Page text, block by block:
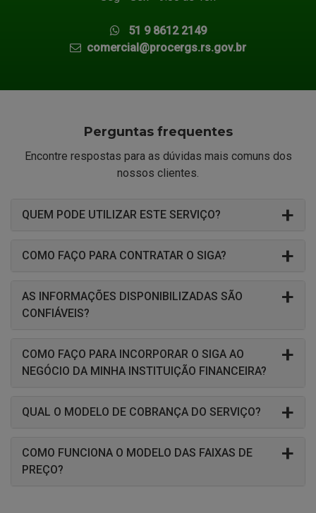
51 9 8612 2149
comercial@procergs.rs.gov.br
Perguntas frequentes
Encontre respostas para as dúvidas mais comuns dos
nossos clientes.
QUEM PODE UTILIZAR ESTE SERVIÇO?
COMO FAÇO PARA CONTRATAR O SIGA?
AS INFORMAÇÕES DISPONIBILIZADAS SÃO
CONFIÁVEIS?
COMO FAÇO PARA INCORPORAR O SIGA AO
NEGÓCIO DA MINHA INSTITUIÇÃO FINANCEIRA?
QUAL O MODELO DE COBRANÇA DO SERVIÇO?
COMO FUNCIONA O MODELO DAS FAIXAS DE
PREÇO?